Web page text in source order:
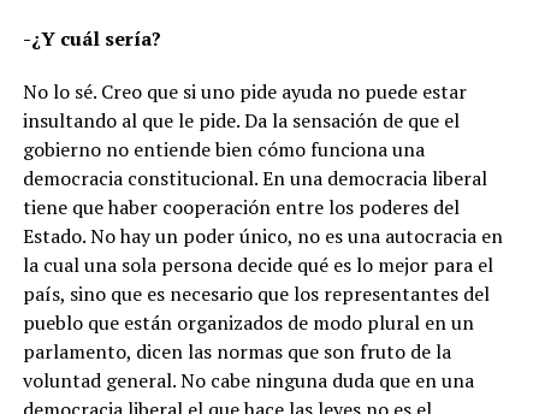
-¿Y cuál sería?
No lo sé. Creo que si uno pide ayuda no puede estar
insultando al que le pide. Da la sensación de que el
gobierno no entiende bien cómo funciona una
democracia constitucional. En una democracia liberal
tiene que haber cooperación entre los poderes del
Estado. No hay un poder único, no es una autocracia en
la cual una sola persona decide qué es lo mejor para el
país, sino que es necesario que los representantes del
pueblo que están organizados de modo plural en un
parlamento, dicen las normas que son fruto de la
voluntad general. No cabe ninguna duda que en una
democracia liberal el que hace las leyes no es el